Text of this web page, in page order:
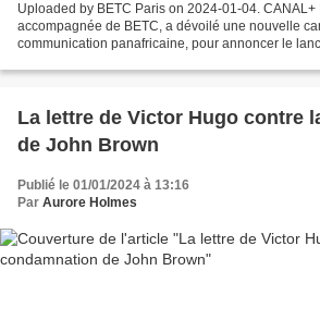
Uploaded by BETC Paris on 2024-01-04. CANAL+
accompagnée de BETC, a dévoilé une nouvelle
communication panafricaine, pour annoncer le
La lettre de Victor Hugo contre
de John Brown
Publié le 01/01/2024 à 13:16
Par Aurore Holmes